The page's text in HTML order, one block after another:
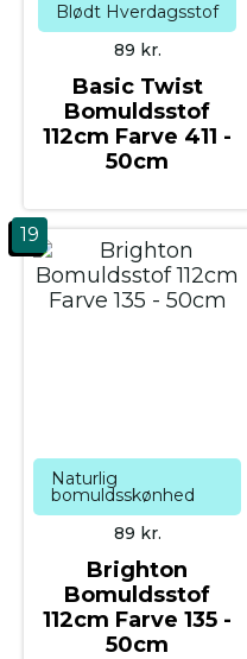
Blødt Hverdagsstof
Basic Twist
Bomuldsstof
112cm Farve 411 -
50cm
89 kr.
19
Naturlig
bomuldsskønhed
Brighton
Bomuldsstof
112cm Farve 135 -
50cm
89 kr.